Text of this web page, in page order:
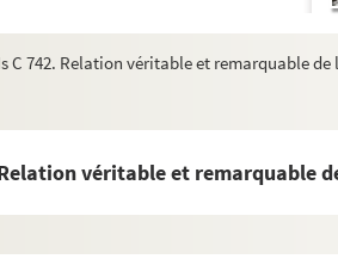
C 742. Relation véritable et remarquable
véritable et remarquable
A 183. « Abrégé de l'histoire universelle,
de différentes lettres de M. Thomas